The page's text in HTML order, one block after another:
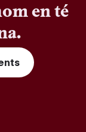
en té